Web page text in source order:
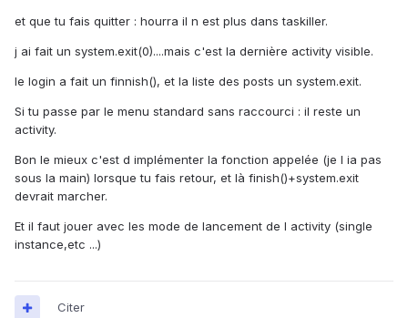
et que tu fais quitter : hourra il n est plus dans taskiller.
j ai fait un system.exit(0)....mais c'est la dernière activity visible.
le login a fait un finnish(), et la liste des posts un system.exit.
Si tu passe par le menu standard sans raccourci : il reste un
activity.
Bon le mieux c'est d implémenter la fonction appelée (je l ia pas
sous la main) lorsque tu fais retour, et là finish()+system.exit
devrait marcher.
Et il faut jouer avec les mode de lancement de l activity (single
instance,etc ...)
Citer